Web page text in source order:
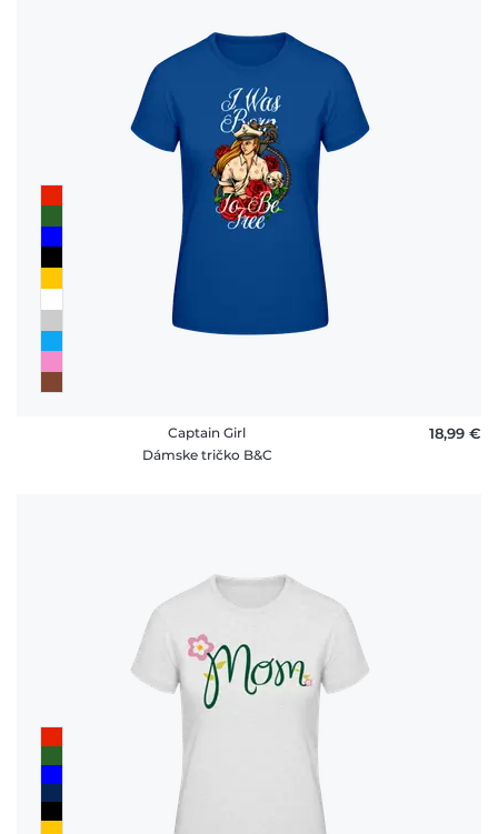
Captain Girl
Dámske tričko B&C
18,99 €